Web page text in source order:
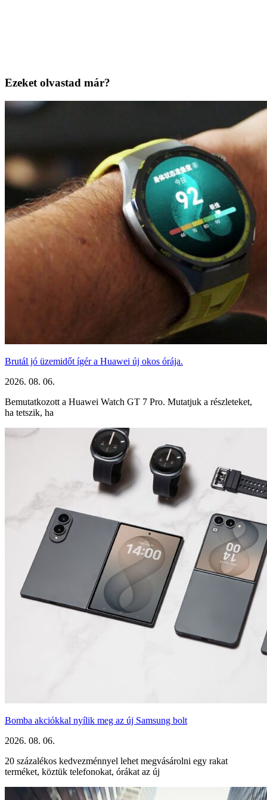
Ezeket olvastad már?
Brutál jó üzemidőt ígér a Huawei új okos órája.
2026. 08. 06.
Bemutatkozott a Huawei Watch GT 7 Pro. Mutatjuk a részleteket,
ha tetszik, ha
Bomba akciókkal nyílik meg az új Samsung bolt
2026. 08. 06.
20 százalékos kedvezménnyel lehet megvásárolni egy rakat
terméket, köztük telefonokat, órákat az új